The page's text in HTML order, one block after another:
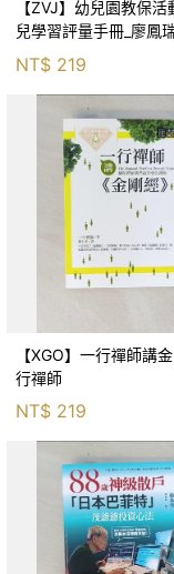
【ZVJ】幼兒園教保活
兒學習評量手冊_廖鳳
NT$ 219
【XGO】一行禪師講
行禪師
NT$ 219